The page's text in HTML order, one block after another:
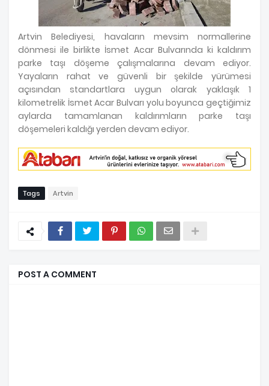
Artvin Belediyesi, havaların mevsim normallerine
dönmesi ile birlikte İsmet Acar Bulvarında ki kaldırım
parke taşı döşeme çalışmalarına devam ediyor.
Yayaların rahat ve güvenli bir şekilde yürümesi
açısından standartlara uygun olarak yaklaşık 1
kilometrelik İsmet Acar Bulvarı yolu boyunca geçtiğimiz
aylarda tamamlanan kaldırımların parke taşı
döşemeleri kaldığı yerden devam ediyor.
Tags Artvin
POST A COMMENT